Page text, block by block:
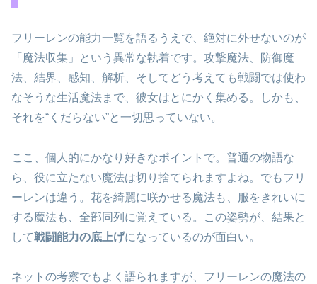
フリーレンの能力一覧を語るうえで、絶対に外せないのが
「魔法収集」という異常な執着です。攻撃魔法、防御魔
法、結界、感知、解析、そしてどう考えても戦闘では使わ
なそうな生活魔法まで、彼女はとにかく集める。しかも、
それを“くだらない”と一切思っていない。
ここ、個人的にかなり好きなポイントで。普通の物語な
ら、役に立たない魔法は切り捨てられますよね。でもフリ
ーレンは違う。花を綺麗に咲かせる魔法も、服をきれいに
する魔法も、全部同列に覚えている。この姿勢が、結果と
して戦闘能力の底上げになっているのが面白い。
ネットの考察でもよく語られますが、フリーレンの魔法の